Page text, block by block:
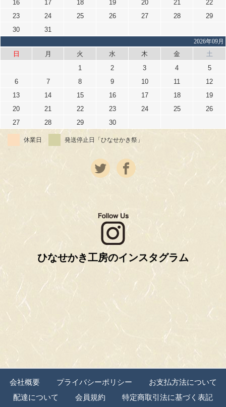
16
17 18 19 20 21
22
23
24 25 26 27 28
29
30
31
2026年09月
日 月 火 水 木 金
土
1
2 3 4
5
6
7 8 9 10 11
12
13
14 15 16 17 18
19
20
21 22 23 24 25
26
27
28 29 30
休業日 発送停止日「ひなせかき祭」
ひなせかき工房のインスタグラム
会社概要 プライバシーポリシー
お支払方法について
配達について
会員規約 特定商取引法に基づく表記